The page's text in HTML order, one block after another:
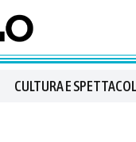
CULTURA E